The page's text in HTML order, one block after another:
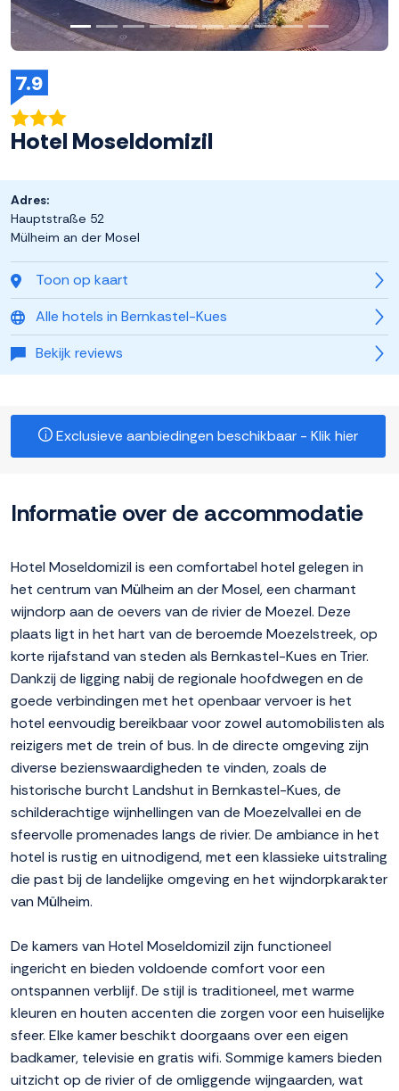
7.9
Hotel Moseldomizil
Toon op kaart
Alle hotels in Bernkastel-Kues
Bekijk reviews
Adres:
Hauptstraße 52
Mülheim an der Mosel
Exclusieve aanbiedingen beschikbaar - Klik hier
Informatie over de accommodatie
Hotel Moseldomizil is een comfortabel hotel gelegen in
het centrum van Mülheim an der Mosel, een charmant
wijndorp aan de oevers van de rivier de Moezel. Deze
plaats ligt in het hart van de beroemde Moezelstreek, op
korte rijafstand van steden als Bernkastel-Kues en Trier.
Dankzij de ligging nabij de regionale hoofdwegen en de
goede verbindingen met het openbaar vervoer is het
hotel eenvoudig bereikbaar voor zowel automobilisten als
reizigers met de trein of bus. In de directe omgeving zijn
diverse bezienswaardigheden te vinden, zoals de
historische burcht Landshut in Bernkastel-Kues, de
schilderachtige wijnhellingen van de Moezelvallei en de
sfeervolle promenades langs de rivier. De ambiance in het
hotel is rustig en uitnodigend, met een klassieke uitstraling
die past bij de landelijke omgeving en het wijndorpkarakter
van Mülheim.
De kamers van Hotel Moseldomizil zijn functioneel
ingericht en bieden voldoende comfort voor een
ontspannen verblijf. De stijl is traditioneel, met warme
kleuren en houten accenten die zorgen voor een huiselijke
sfeer. Elke kamer beschikt doorgaans over een eigen
badkamer, televisie en gratis wifi. Sommige kamers bieden
uitzicht op de rivier of de omliggende wijngaarden, wat